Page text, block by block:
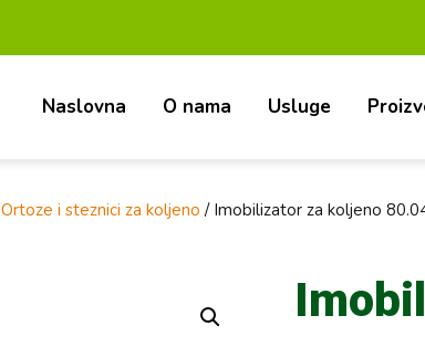
Naslovna O nama Usluge
Ortoze i steznici za koljeno / Imobilizator za koljeno